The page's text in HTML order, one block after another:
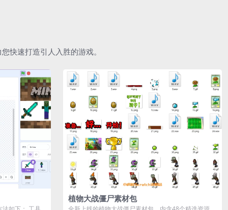
快速打造引人入胜的游戏。
植物大战僵尸素材包